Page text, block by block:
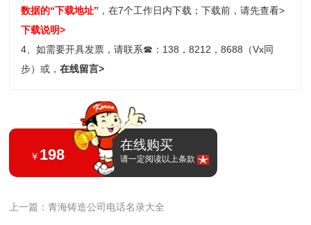
数据的“下载地址” ，在7个工作日内下载；下载前，请先查看>
下载说明>
4、如需要开具发票，请联系☎ ：138，8212，8688（Vx同
步）或，在线留言>
￥ 198
在线购买
请一定阅读以上条款
上一篇：青海铸造公司电话名录大全